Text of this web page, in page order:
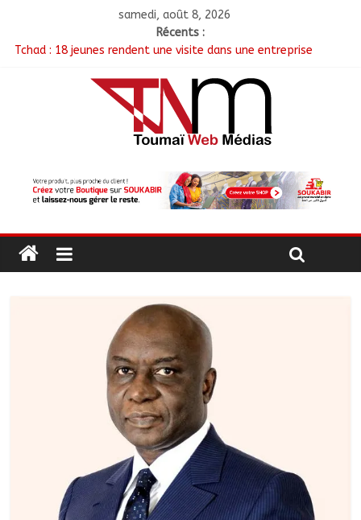
samedi, août 8, 2026
Récents :
Tchad : 18 jeunes rendent une visite dans une entreprise
TCHAD/FMM/CBLT : Le Général Brahim Oki Dagache devient
commandant en second
Moyen-Chari : Lancement de la campagne de vulgarisation de
la politique nationale de DDR
Borkou : Recrudescence des braquages sur l’axe Faya-Kalaït